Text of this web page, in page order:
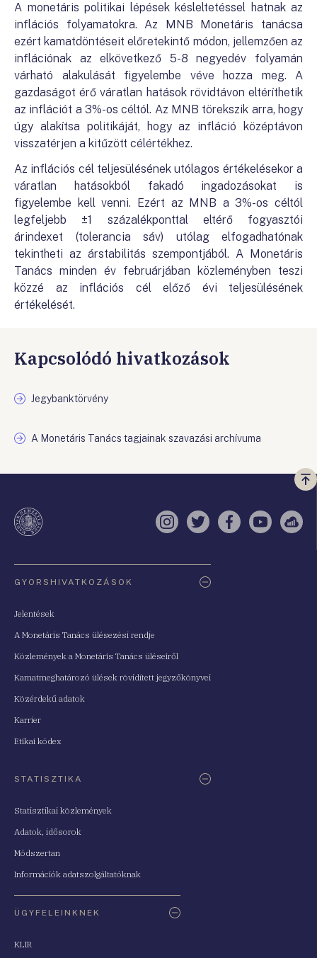
A monetáris politikai lépések késleltetéssel hatnak az
inflációs folyamatokra. Az MNB Monetáris tanácsa
ezért kamatdöntéseit előretekintő módon, jellemzően az
inflációnak az elkövetkező 5-8 negyedév folyamán
várható alakulását figyelembe véve hozza meg. A
gazdaságot érő váratlan hatások rövidtávon eltéríthetik
az inflációt a 3%-os céltól. Az MNB törekszik arra, hogy
úgy alakítsa politikáját, hogy az infláció középtávon
visszatérjen a kitűzött célértékhez.
Az inflációs cél teljesülésének utólagos értékelésekor a
váratlan hatásokból fakadó ingadozásokat is
figyelembe kell venni. Ezért az MNB a 3%-os céltól
legfeljebb ±1 százalékponttal eltérő fogyasztói
árindexet (tolerancia sáv) utólag elfogadhatónak
tekintheti az árstabilitás szempontjából. A Monetáris
Tanács minden év februárjában közleményben teszi
közzé az inflációs cél előző évi teljesülésének
értékelését.
Kapcsolódó hivatkozások
Jegybanktörvény
A Monetáris Tanács tagjainak szavazási archívuma
a
Instagram
TwitterFacebook
YouTube
GYORSHIVATKOZÁSOK
Jelentések
A Monetáris Tanács ülésezési rendje
Közlemények a Monetáris Tanács üléseiről
Kamatmeghatározó ülések rövidített jegyzőkönyvei
Közérdekű adatok
Karrier
Etikai kódex
STATISZTIKA
Statisztikai közlemények
Adatok, idősorok
Módszertan
Információk adatszolgáltatóknak
ÜGYFELEINKNEK
KLIR